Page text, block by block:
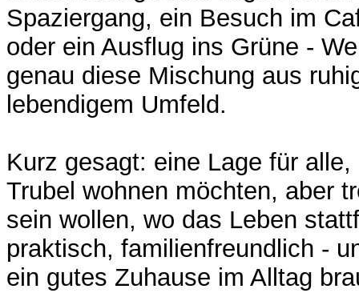
Spaziergang, ein Besuch im
oder ein Ausflug ins Grüne -
genau diese Mischung aus
lebendigem Umfeld.
Kurz gesagt: eine Lage für
Trubel wohnen möchten, aber
sein wollen, wo das Leben
praktisch, familienfreundlich -
ein gutes Zuhause im Alltag